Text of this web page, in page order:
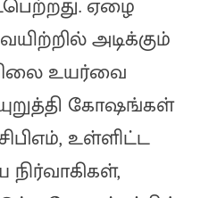
ஏழை
அடிக்கும்
உயர்வை
கோஷங்கள்
உள்ளிட்ட
நிர்வாகிகள்,